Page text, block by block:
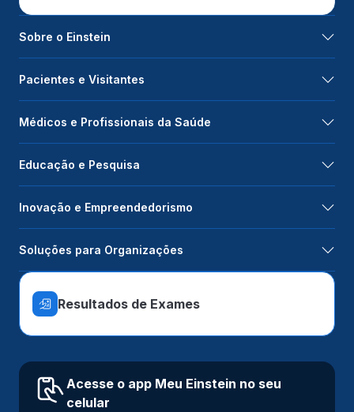
Sobre o Einstein
Pacientes e Visitantes
Médicos e Profissionais da Saúde
Educação e Pesquisa
Inovação e Empreendedorismo
Soluções para Organizações
Resultados de Exames
Acesse o app Meu Einstein no seu
celular